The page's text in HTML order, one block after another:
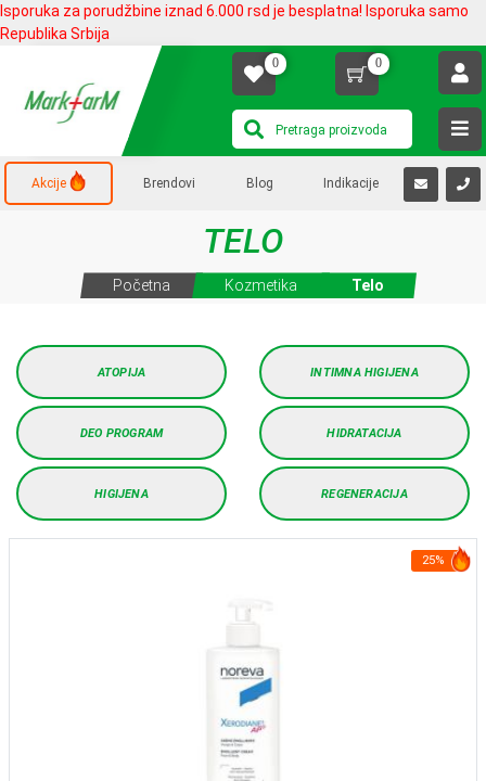
Isporuka za porudžbine iznad 6.000 rsd je besplatna! Isporuka samo
Republika Srbija
0 0
Akcije Brendovi Blog Indikacije
TELO
Početna Kozmetika Telo
ATOPIJA INTIMNA HIGIJENA
DEO PROGRAM HIDRATACIJA
HIGIJENA REGENERACIJA
25%